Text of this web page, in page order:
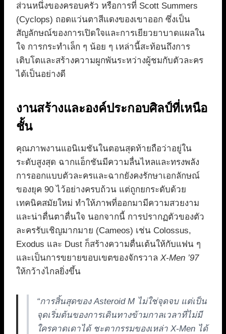
ส่วนหนึ่งของครอบครัว หรือการที่ Scott Summers
(Cyclops) ถอดแว่นตาสีแดงของเขาออก ซึ่งเป็น
สัญลักษณ์ของการเปิดใจและการเยียวยาบาดแผลใน
ใจ การกระทำเล็ก ๆ น้อย ๆ เหล่านี้สะท้อนถึงการ
เติบโตและสร้างความผูกพันระหว่างผู้ชมกับตัวละคร
ได้เป็นอย่างดี
งานสร้างและองค์ประกอบศิลป์ที่เหนือ
ชั้น
คุณภาพงานแอนิเมชันในตอนสุดท้ายถือว่าอยู่ใน
ระดับสูงสุด ฉากแอ็กชันมีความลื่นไหลและทรงพลัง
การออกแบบตัวละครและฉากยังคงรักษาเอกลักษณ์
ของยุค 90 ไว้อย่างครบถ้วน แต่ถูกยกระดับด้วย
เทคนิคสมัยใหม่ ทำให้ภาพที่ออกมามีความสวยงาม
และน่าตื่นตาตื่นใจ นอกจากนี้ การปรากฏตัวของตัว
ละครรับเชิญมากมาย (Cameos) เช่น Colossus,
Exodus และ Dust ก็สร้างความตื่นเต้นให้กับแฟน ๆ
และเป็นการขยายขอบเขตของจักรวาล X-Men ’97
ให้กว้างไกลยิ่งขึ้น
“การสิ้นสุดของ Asteroid M ไม่ใช่จุดจบ แต่เป็น
จุดเริ่มต้นของการเดินทางข้ามกาลเวลาที่ไม่มี
ใครคาดเดาได้ ชะตากรรมของเหล่า X-Men ได้